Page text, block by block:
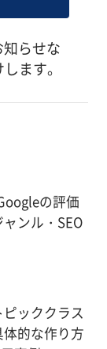
らせな
ます。
の評価
ンル・SEO
ピッククラス
的な作り方